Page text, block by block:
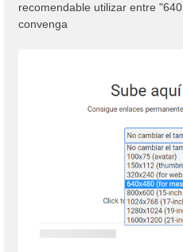
recomendable utilizar entre
convenga